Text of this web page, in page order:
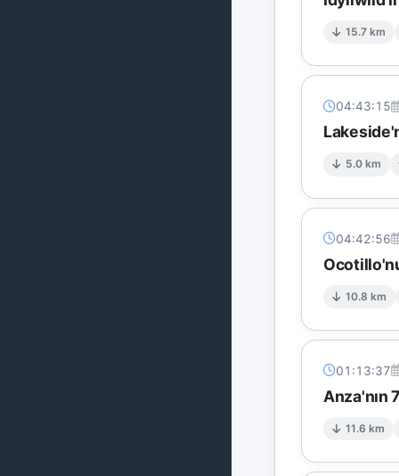
15.7 km
04:43:15
5.0 km
04:42:56
10.8 km
01:13:37
Anza'nın
11.6 km